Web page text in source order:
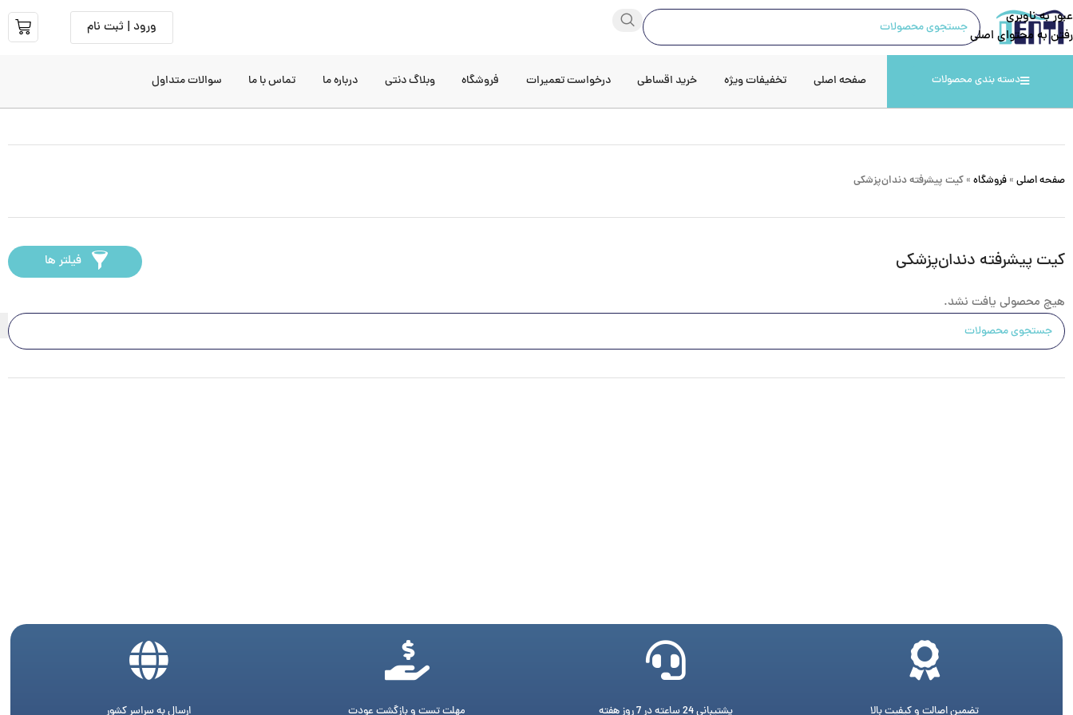
عبور به ناوبری
رفتن به محتوای اصلی
ورود | ثبت نام
دسته بندی محصولات صفحه اصلی تخفیفات ویژه خرید اقساطی درخواست تعمیرات فروشگاه وبلاگ دنتی درباره ما تماس با ما سوالات متداول
صفحه اصلی » فروشگاه » کیت پیشرفته دندان‌پزشکی
کیت پیشرفته دندان‌پزشکی فیلتر ها
هیچ محصولی یافت نشد.